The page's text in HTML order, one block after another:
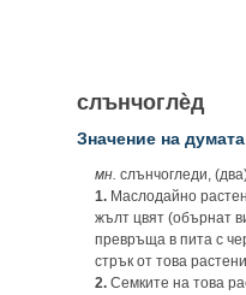
слънчоглѐд
Значение на думата
мн. слънчогледи,
1. Маслодайно
жълт цвят (обърнат
превръща в пита с
стрък от това
2. Семките на това